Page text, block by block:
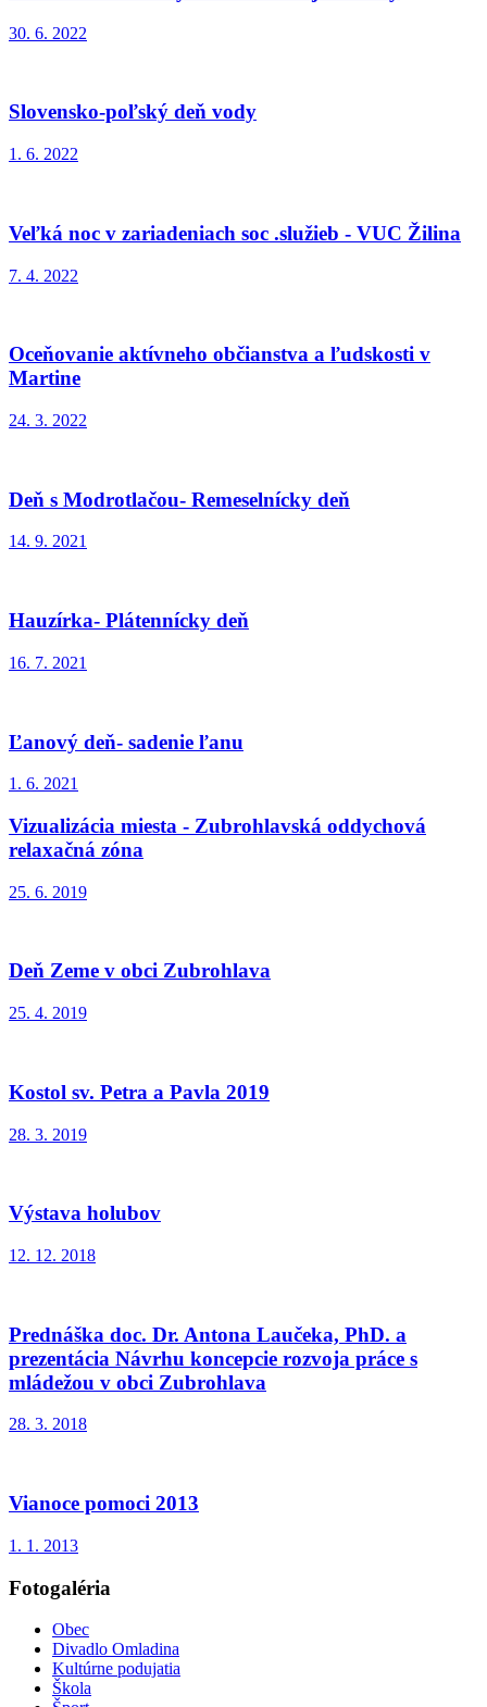
30. 6. 2022
Slovensko-poľský deň vody
1. 6. 2022
Veľká noc v zariadeniach soc .služieb - VUC Žilina
7. 4. 2022
Oceňovanie aktívneho občianstva a ľudskosti v
Martine
24. 3. 2022
Deň s Modrotlačou- Remeselnícky deň
14. 9. 2021
Hauzírka- Plátennícky deň
16. 7. 2021
Ľanový deň- sadenie ľanu
1. 6. 2021
Vizualizácia miesta - Zubrohlavská oddychová
relaxačná zóna
25. 6. 2019
Deň Zeme v obci Zubrohlava
25. 4. 2019
Kostol sv. Petra a Pavla 2019
28. 3. 2019
Výstava holubov
12. 12. 2018
Prednáška doc. Dr. Antona Laučeka, PhD. a
prezentácia Návrhu koncepcie rozvoja práce s
mládežou v obci Zubrohlava
28. 3. 2018
Vianoce pomoci 2013
1. 1. 2013
Fotogaléria
Obec
Divadlo Omladina
Kultúrne podujatia
Škola